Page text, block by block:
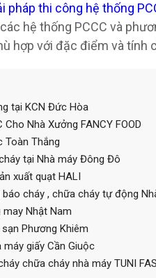
pháp thi công hệ thống
hệ thống PCCC và
hợp với đặc điểm và tính
tại KCN Đức Hòa
Nhà Xưởng FANCY FOOD
Toàn Thắng
tại Nhà máy Đông Đô
xuất quạt HALI
cháy , chữa cháy tự động
Nhật Nam
Phương Khiêm
máy giấy Cần Giuộc
chữa cháy nhà máy TUNI